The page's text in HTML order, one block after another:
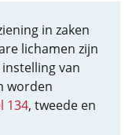
in zaken
lichamen zijn
van
worden
134, tweede en